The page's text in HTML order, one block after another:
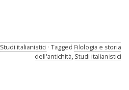
Studi italianistici Tagged Filologia e storia
dell'antichità Studi italianistici